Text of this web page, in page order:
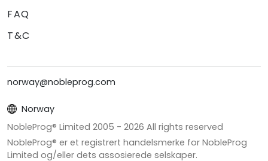
FAQ
T&C
norway@nobleprog.com
Norway
NobleProg® Limited 2005 - 2026 All rights reserved
NobleProg® er et registrert handelsmerke for NobleProg
Limited og/eller dets assosierede selskaper.